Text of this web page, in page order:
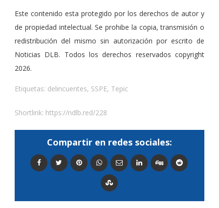
Este contenido esta protegido por los derechos de autor y
de propiedad intelectual. Se prohibe la copia, transmisión o
redistribución del mismo sin autorización por escrito de
Noticias DLB. Todos los derechos reservados copyright
2026.
Etiquetas: delincuentes, SSPE, Tepic
Shortlink: https://ndlb.red/228
Compartir en redes sociales: